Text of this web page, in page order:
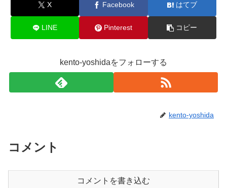
X Facebook はてブ
LINE Pinterest コピー
kento-yoshidaをフォローする
kento-yoshida
コメント
コメントを書き込む